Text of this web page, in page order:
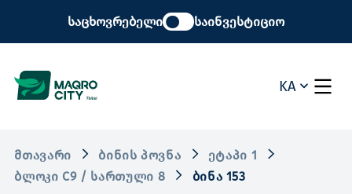
საცხოვრებელი საინვესტიციო
KA
ᲛᲗᲐᲕᲐᲠᲘ ᲑᲘᲜᲘᲡ ᲞᲝᲕᲜᲐ
ᲔᲢᲐᲞᲘ 1
ᲑᲚᲝᲙᲘ C9 / ᲡᲐᲠᲗᲣᲚᲘ 8
ᲑᲘᲜᲐ 153